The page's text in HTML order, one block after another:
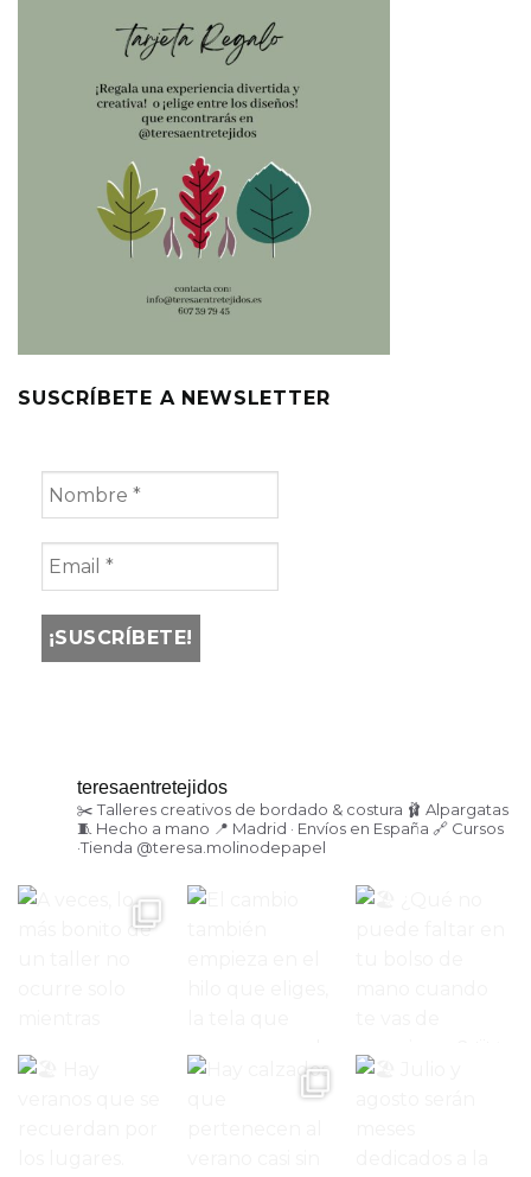
SUSCRÍBETE A NEWSLETTER
teresaentretejidos
✂️ Talleres creativos de bordado & costura 🩰 Alpargatas
🧵 Hecho a mano 📍 Madrid · Envíos en España 🔗 Cursos
·Tienda @teresa.molinodepapel